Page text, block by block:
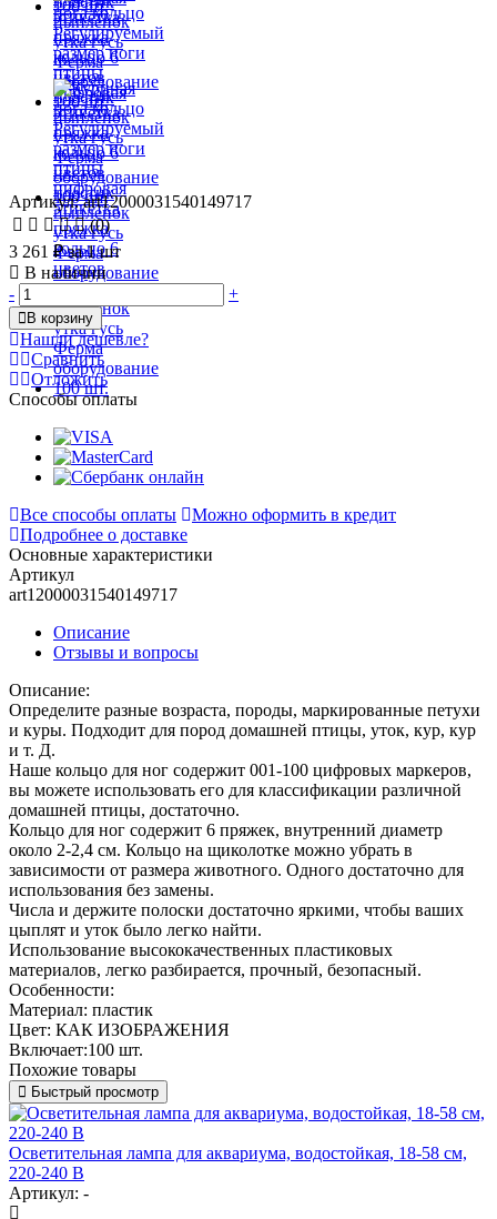
Артикул: art12000031540149717
(0)
3 261 ₽за 1 шт
В наличии
-
+
В корзину
Нашли дешевле?
Сравнить
Отложить
Способы оплаты
Все способы оплаты
Можно оформить в кредит
Подробнее о доставке
Основные характеристики
Артикул
art12000031540149717
Описание
Отзывы и вопросы
Описание:
Определите разные возраста, породы, маркированные петухи
и куры. Подходит для пород домашней птицы, уток, кур, кур
и т. Д.
Наше кольцо для ног содержит 001-100 цифровых маркеров,
вы можете использовать его для классификации различной
домашней птицы, достаточно.
Кольцо для ног содержит 6 пряжек, внутренний диаметр
около 2-2,4 см. Кольцо на щиколотке можно убрать в
зависимости от размера животного. Одного достаточно для
использования без замены.
Числа и держите полоски достаточно яркими, чтобы ваших
цыплят и уток было легко найти.
Использование высококачественных пластиковых
материалов, легко разбирается, прочный, безопасный.
Особенности:
Материал: пластик
Цвет: КАК ИЗОБРАЖЕНИЯ
Включает:100 шт.
Похожие товары
Быстрый просмотр
Осветительная лампа для аквариума, водостойкая, 18-58 см,
220-240 В
Артикул: -